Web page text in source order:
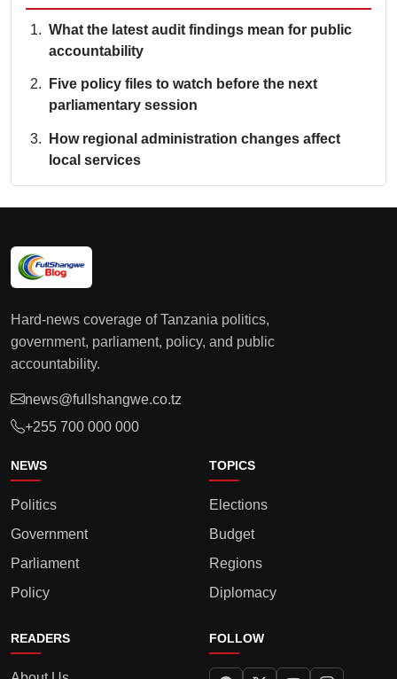
What the latest audit findings mean for public
accountability
Five policy files to watch before the next
parliamentary session
How regional administration changes affect
local services
Hard-news coverage of Tanzania politics,
government, parliament, policy, and public
accountability.
news@fullshangwe.co.tz
+255 700 000 000
NEWS
Politics
Government
Parliament
Policy
TOPICS
Elections
Budget
Regions
Diplomacy
READERS FOLLOW